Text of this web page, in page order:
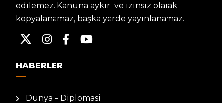
edilemez. Kanuna aykırı ve izinsiz olarak
kopyalanamaz, başka yerde yayınlanamaz.
HABERLER
Dünya – Diplomasi